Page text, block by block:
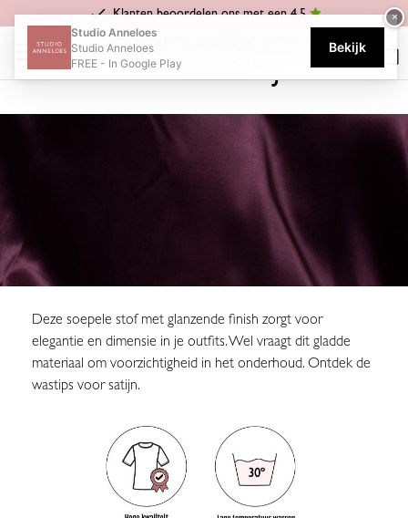
Klanten beoordelen ons met een 4.5
Home Wastips Wastips Satijn
WASTIPS SATIJN
Deze soepele stof met glanzende finish zorgt voor
elegantie en dimensie in je outfits. Wel vraagt dit gladde
materiaal om voorzichtigheid in het onderhoud. Ontdek de
wastips voor satijn.
×
Studio Anneloes
Studio Anneloes
FREE - In Google Play
Bekijk